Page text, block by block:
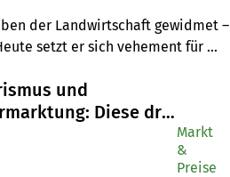
der Landwirtschaft gewidmet –
setzt er sich vehement für
und
Diese drei
Markt
&
Preise